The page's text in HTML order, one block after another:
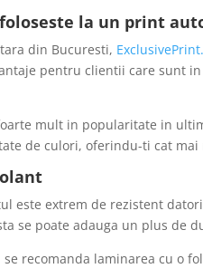
la un print
din Bucuresti,
pentru clientii care sunt
mult in popularitate in
de culori, oferindu-ti cat
este extrem de rezistent
se poate adauga un plus de
recomanda laminarea cu o